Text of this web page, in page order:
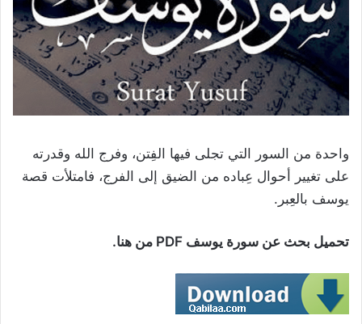
واحدة من السور التي تجلى فيها الفِتن، وفرج الله وقدرته
على تغيير أحوال عِباده من الضيق إلى الفرج، فامتلأت قصة
يوسف بالعِبر.
تحميل بحث عن سورة يوسف PDF من هنا.